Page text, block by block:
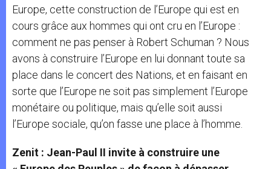
Europe, cette construction de l’Europe qui est en
cours grâce aux hommes qui ont cru en l’Europe :
comment ne pas penser à Robert Schuman ? Nous
avons à construire l’Europe en lui donnant toute sa
place dans le concert des Nations, et en faisant en
sorte que l’Europe ne soit pas simplement l’Europe
monétaire ou politique, mais qu’elle soit aussi
l’Europe sociale, qu’on fasse une place à l’homme.
Zenit : Jean-Paul II invite à construire une